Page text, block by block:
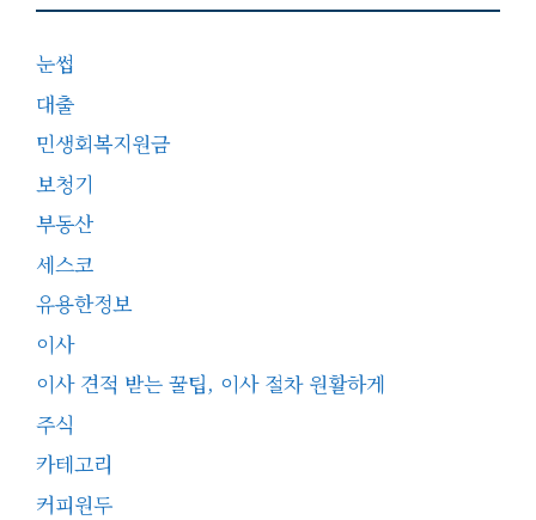
눈썹
대출
민생회복지원금
보청기
부동산
세스코
유용한정보
이사
이사 견적 받는 꿀팁, 이사 절차 원활하게
주식
카테고리
커피원두